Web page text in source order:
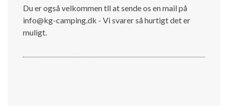
Du er også velkommen tll at sende os en mail på
info@kg-camping.dk - Vi svarer så hurtigt det er
muligt.